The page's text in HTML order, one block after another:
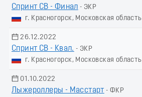
Спринт СВ - Финал - ЭКР
г. Красногорск, Московская область
26.12.2022
Спринт СВ - Квал. - ЭКР
г. Красногорск, Московская область
01.10.2022
Лыжероллеры - Масстарт - ФКР